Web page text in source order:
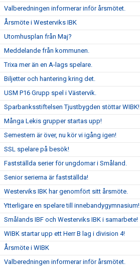
Valberedningen informerar inför årsmötet.
Årsmöte i Westerviks IBK
Utomhusplan från Maj?
Meddelande från kommunen.
Trixa mer än en A-lags spelare.
Biljetter och hantering kring det.
USM P16 Grupp spel i Västervik.
Sparbanksstiftelsen Tjustbygden stöttar WIBK!
Många Lekis grupper startas upp!
Semestern är över, nu kör vi igång igen!
SSL spelare på besök!
Fastställda serier för ungdomar i Småland.
Senior serierna är fastställda!
Westerviks IBK har genomfört sitt årsmöte.
Ytterligare en spelare till innebandygymnasium!
Smålands IBF och Westerviks IBK i samarbete!
WIBK startar upp ett Herr B lag i division 4!
Årsmöte i WIBK
Valberedningen informerar inför årsmötet.